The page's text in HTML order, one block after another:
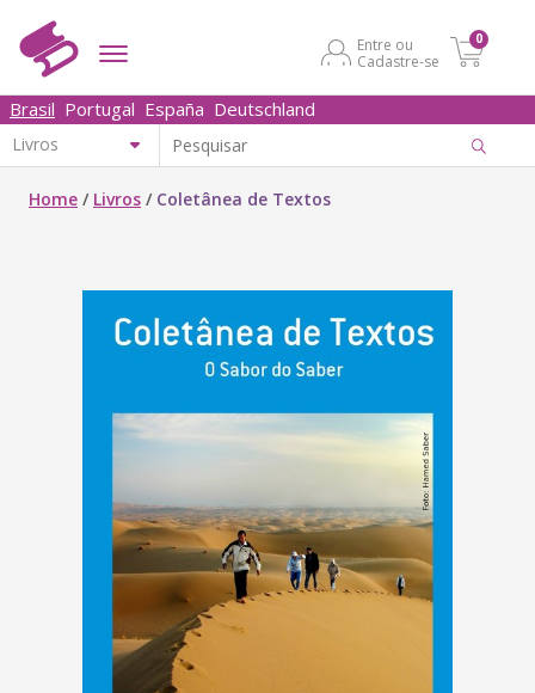
Entre ou
Cadastre-se
0
Brasil Portugal España Deutschland
Home / Livros / Coletânea de Textos